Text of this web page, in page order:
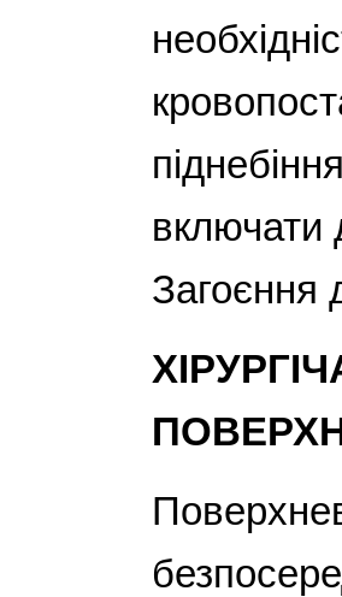
включати
Загоєння